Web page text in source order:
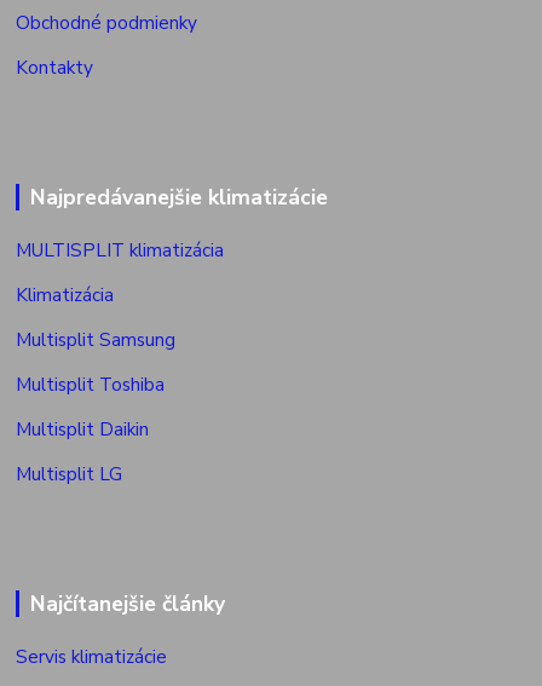
Obchodné podmienky
Kontakty
Najpredávanejšie klimatizácie
MULTISPLIT klimatizácia
Klimatizácia
Multisplit Samsung
Multisplit Toshiba
Multisplit Daikin
Multisplit LG
Najčítanejšie články
Servis klimatizácie